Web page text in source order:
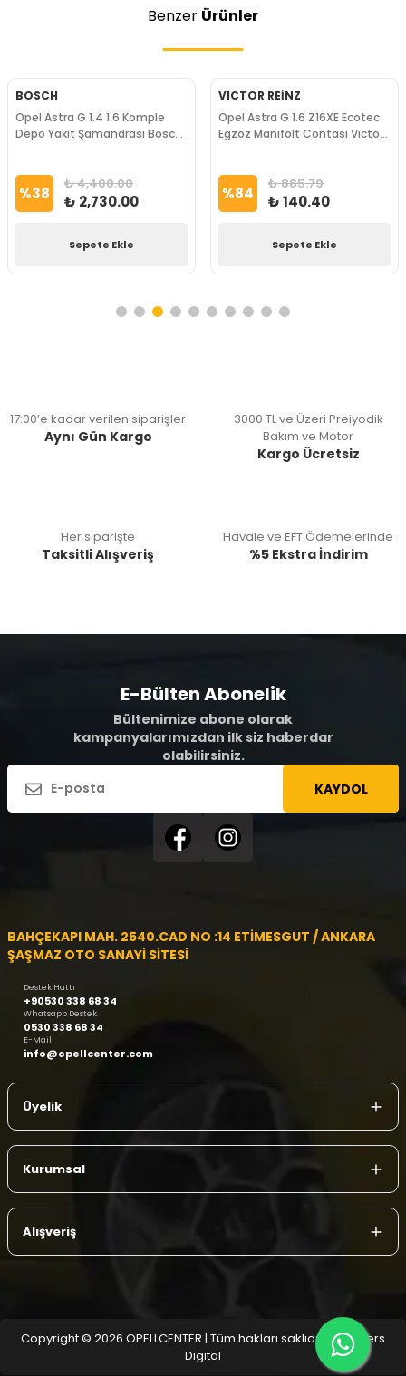
Benzer Ürünler
BOSCH
Opel Astra G 1.4 1.6 Komple
Depo Yakıt Şamandrası Bosch
%38 ₺ 4,400.00
₺ 2,730.00
Sepete Ekle
VICTOR REİNZ
Opel Astra G 1.6 Z16XE Ecotec
Egzoz Manifolt Contası Victor
%84 ₺ 885.79
₺ 140.40
Sepete Ekle
17:00’e kadar verilen siparişler
Aynı Gün Kargo
3000 TL ve Üzeri Preiyodik
Bakım ve Motor
Kargo Ücretsiz
Her siparişte
Taksitli Alışveriş
Havale ve EFT Ödemelerinde
%5 Ekstra İndirim
E-Bülten Abonelik
Bültenimize abone olarak
kampanyalarımızdan ilk siz haberdar
olabilirsiniz.
KAYDOL
BAHÇEKAPI MAH. 2540.CAD NO :14 ETİMESGUT / ANKARA
ŞAŞMAZ OTO SANAYİ SİTESİ
Destek Hattı
+90530 338 68 34
Whatsapp Destek
0530 338 68 34
E-Mail
info@opellcenter.com
Üyelik
Kurumsal
Alışveriş
Copyright © 2026 OPELLCENTER | Tüm hakları saklıdır.
| Reliefers
Digital